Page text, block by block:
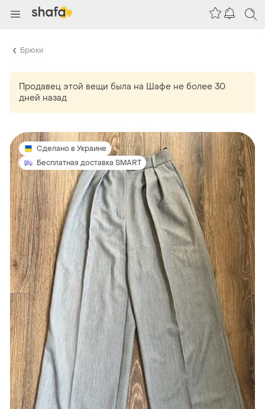
Брюки
Продавец этой вещи была на Шафе не более 30
дней назад
Сделано в Украине
Бесплатная доставка SMART